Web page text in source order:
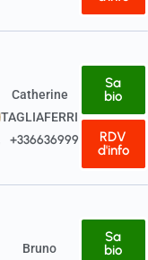
Catherine
TAGLIAFERRI
+33663699923
Sa
bio
RDV
d'info
Bruno
Sa
bio